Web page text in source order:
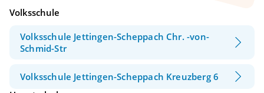
Volksschule
Volksschule Jettingen-Scheppach Chr. -von-
Schmid-Str
Volksschule Jettingen-Scheppach Kreuzberg 6